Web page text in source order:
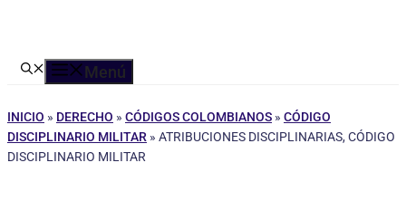
Menú
INICIO » DERECHO » CÓDIGOS COLOMBIANOS » CÓDIGO
DISCIPLINARIO MILITAR » ATRIBUCIONES DISCIPLINARIAS, CÓDIGO
DISCIPLINARIO MILITAR